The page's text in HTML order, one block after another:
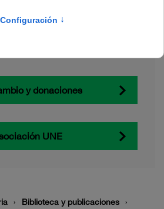
y donaciones
UNE
Biblioteca y publicaciones